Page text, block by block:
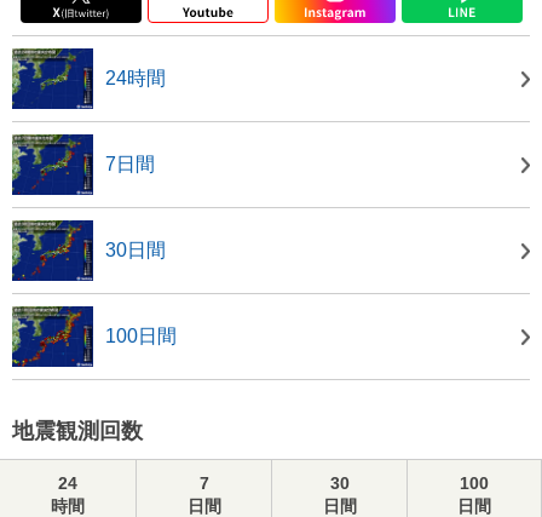
24時間
7日間
30日間
100日間
地震観測回数
24
時間
7
日間
30
日間
100
日間